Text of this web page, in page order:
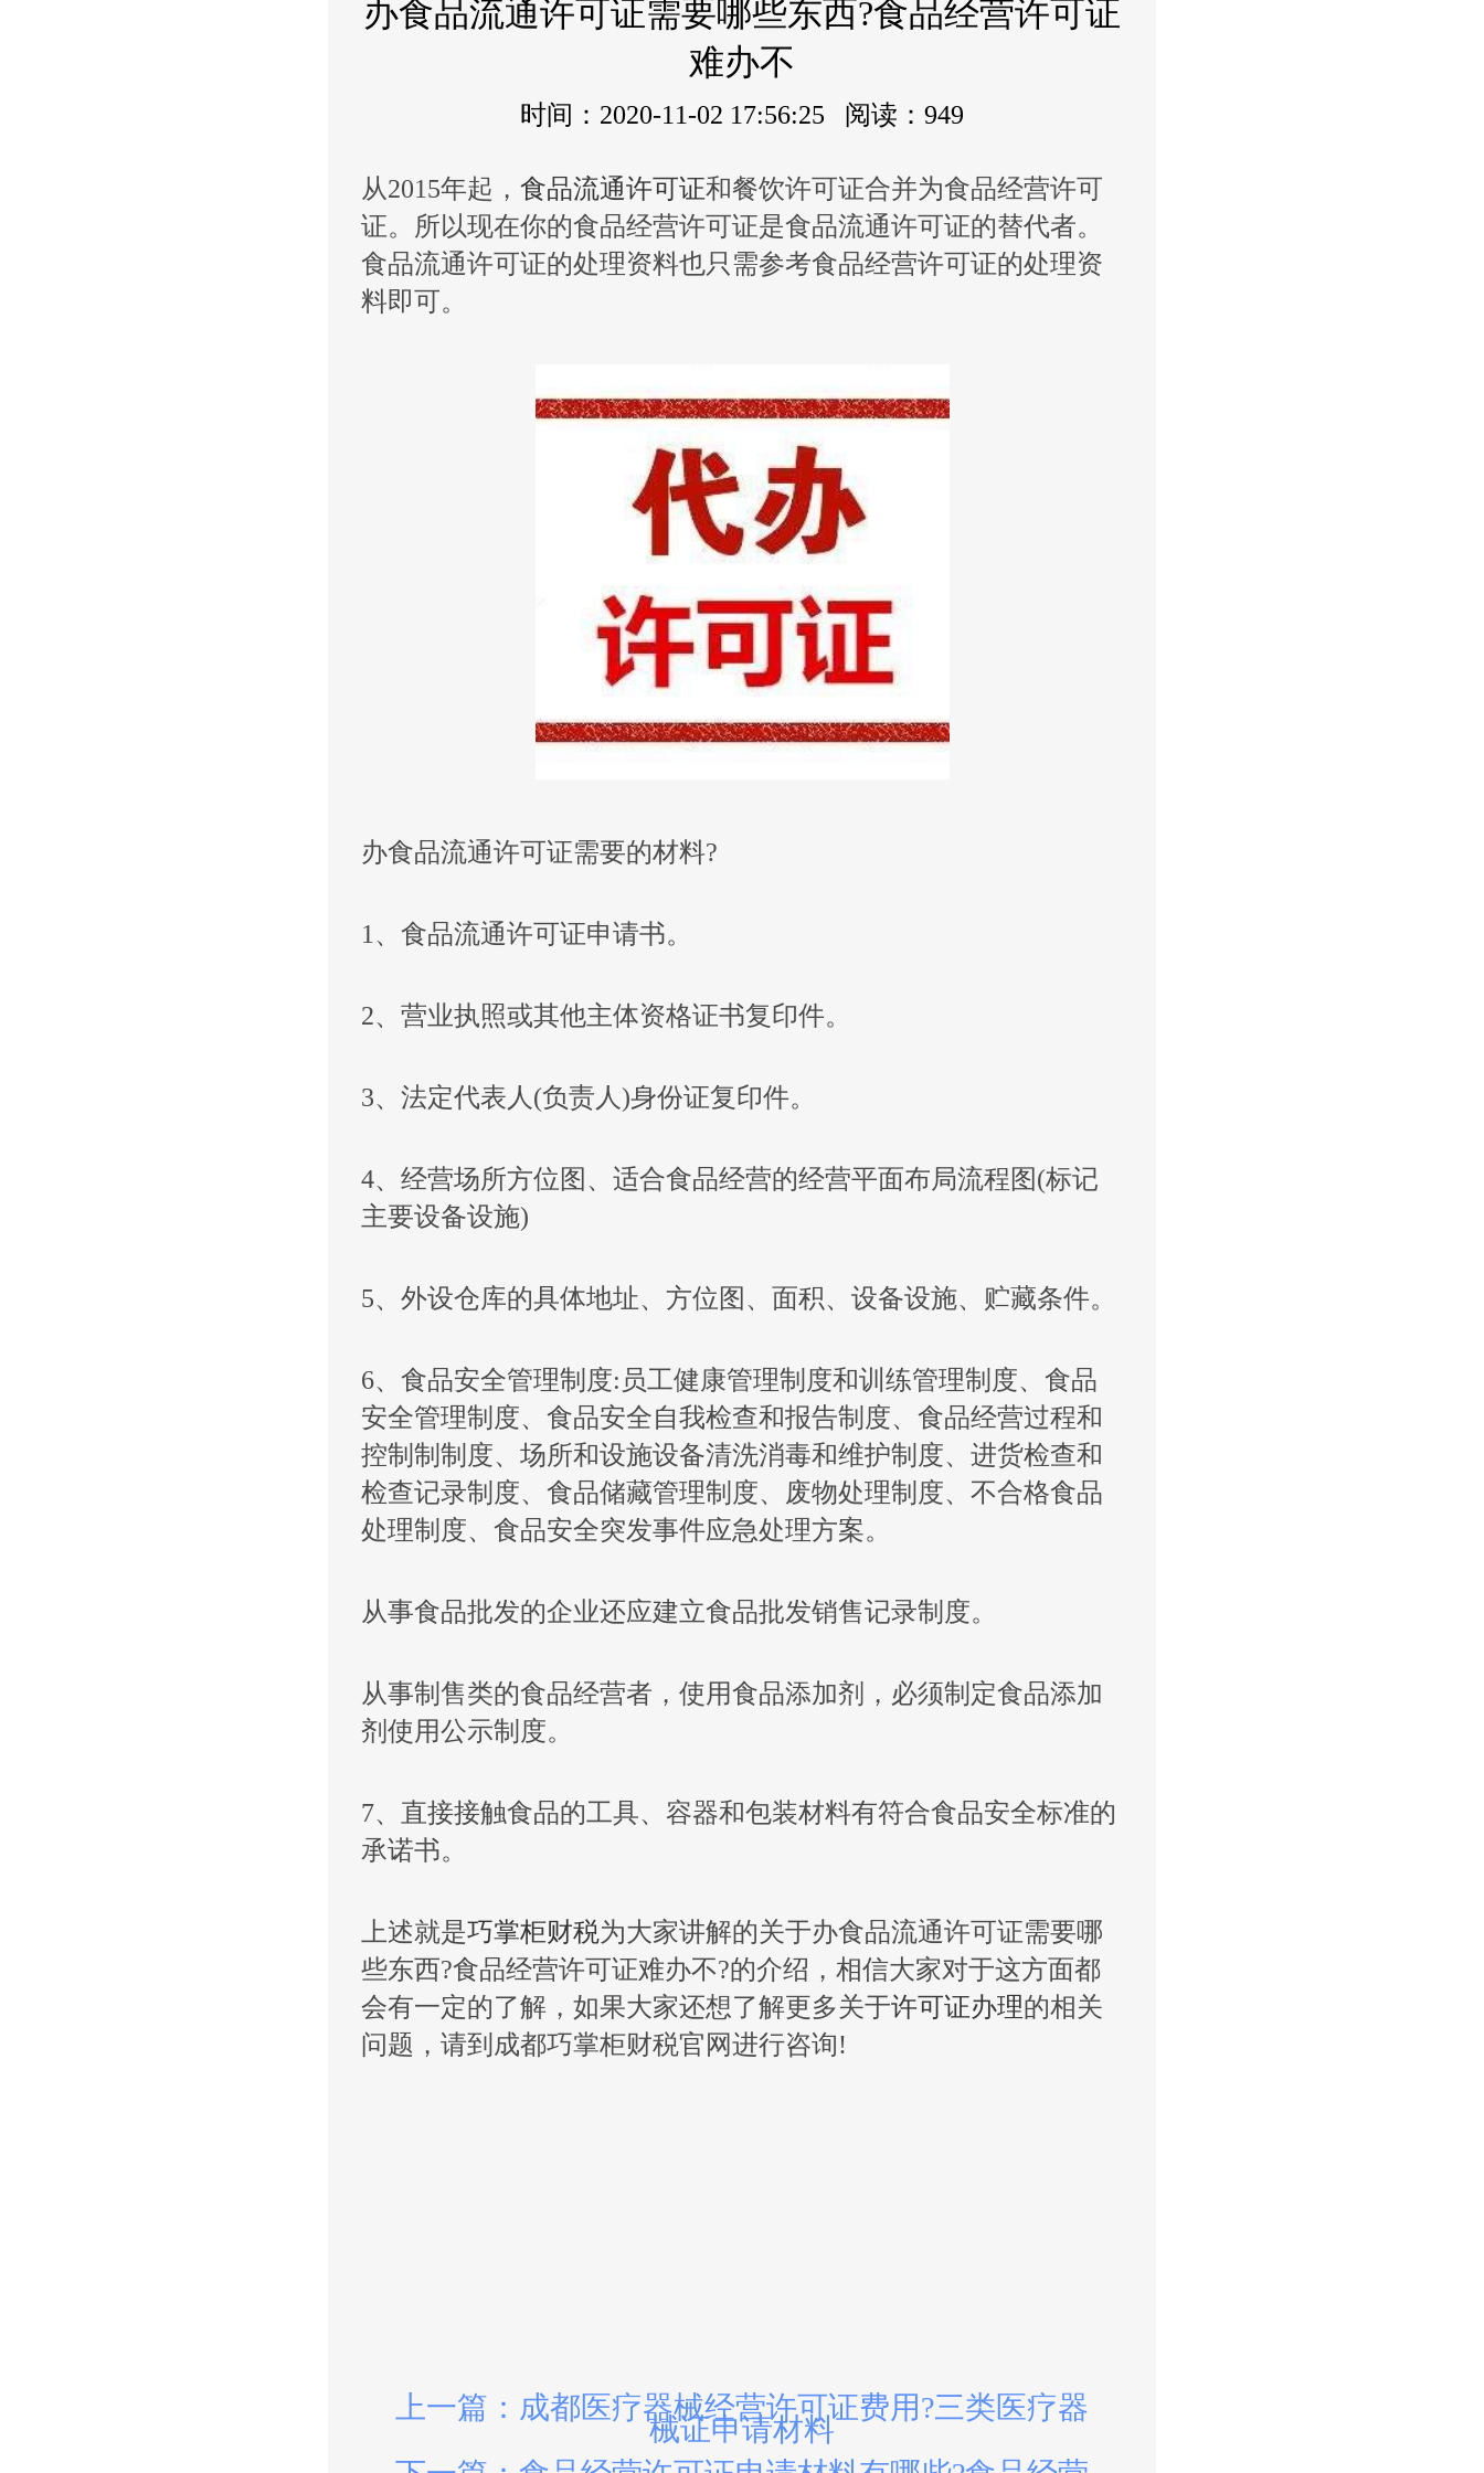
办食品流通许可证需要哪些东西?食品经营许可证
难办不
时间：2020-11-02 17:56:25 阅读：949
从2015年起， 食品流通许可证和餐饮许可证合并为食品经营许可
证。所以现在你的食品经营许可证是食品流通许可证的替代者。
食品流通许可证的处理资料也只需参考食品经营许可证的处理资
料即可。
办食品流通许可证需要的材料?
1、食品流通许可证申请书。
2、营业执照或其他主体资格证书复印件。
3、法定代表人(负责人)身份证复印件。
4、经营场所方位图、适合食品经营的经营平面布局流程图(标记
主要设备设施)
5、外设仓库的具体地址、方位图、面积、设备设施、贮藏条件。
6、食品安全管理制度:员工健康管理制度和训练管理制度、食品
安全管理制度、食品安全自我检查和报告制度、食品经营过程和
控制制制度、场所和设施设备清洗消毒和维护制度、进货检查和
检查记录制度、食品储藏管理制度、废物处理制度、不合格食品
处理制度、食品安全突发事件应急处理方案。
从事食品批发的企业还应建立食品批发销售记录制度。
从事制售类的食品经营者，使用食品添加剂，必须制定食品添加
剂使用公示制度。
7、直接接触食品的工具、容器和包装材料有符合食品安全标准的
承诺书。
上述就是巧掌柜财税为大家讲解的关于办食品流通许可证需要哪
些东西?食品经营许可证难办不?的介绍，相信大家对于这方面都
会有一定的了解，如果大家还想了解更多关于许可证办理的相关
问题，请到成都巧掌柜财税官网进行咨询!
上一篇：成都医疗器械经营许可证费用?三类医疗器
械证申请材料